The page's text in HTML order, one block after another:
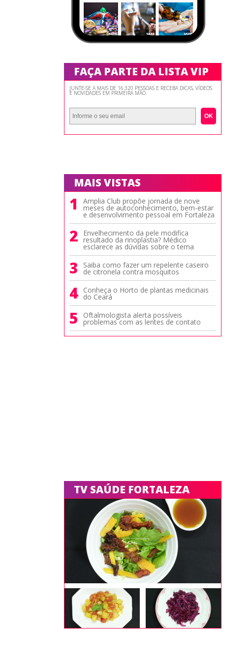
FAÇA PARTE DA LISTA VIP
JUNTE-SE A MAIS DE 16.320 PESSOAS E RECEBA DICAS, VÍDEOS
E NOVIDADES EM PRIMEIRA MÃO.
OK
MAIS VISTAS
1 Amplia Club propõe jornada de nove
meses de autoconhecimento, bem-estar
e desenvolvimento pessoal em Fortaleza
2 Envelhecimento da pele modifica
resultado da rinoplastia? Médico
esclarece as dúvidas sobre o tema
3 Saiba como fazer um repelente caseiro
de citronela contra mosquitos
4 Conheça o Horto de plantas medicinais
do Ceará
5 Oftalmologista alerta possíveis
problemas com as lentes de contato
TV SAÚDE FORTALEZA